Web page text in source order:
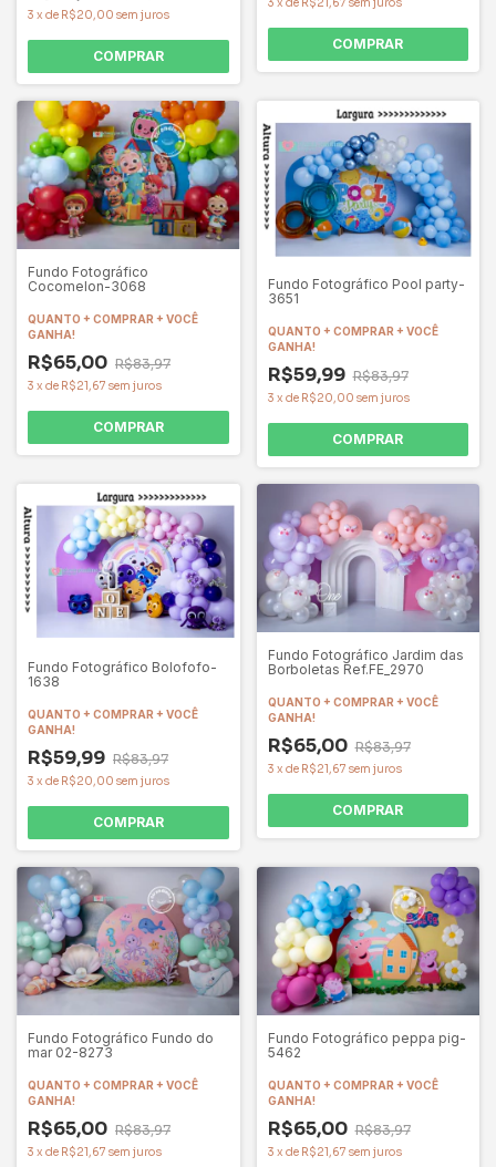
3 x de R$20,00 sem juros
COMPRAR
3 x de R$21,67 sem juros
COMPRAR
Fundo Fotográfico
Cocomelon-3068
QUANTO + COMPRAR + VOCÊ
GANHA!
R$65,00 R$83,97
3 x de R$21,67 sem juros
COMPRAR
Fundo Fotográfico Pool party-
3651
QUANTO + COMPRAR + VOCÊ
GANHA!
R$59,99 R$83,97
3 x de R$20,00 sem juros
COMPRAR
Fundo Fotográfico Bolofofo-
1638
QUANTO + COMPRAR + VOCÊ
GANHA!
R$59,99 R$83,97
3 x de R$20,00 sem juros
COMPRAR
Fundo Fotográfico Jardim das
Borboletas Ref.FE_2970
QUANTO + COMPRAR + VOCÊ
GANHA!
R$65,00 R$83,97
3 x de R$21,67 sem juros
COMPRAR
Fundo Fotográfico Fundo do
mar 02-8273
QUANTO + COMPRAR + VOCÊ
GANHA!
R$65,00 R$83,97
3 x de R$21,67 sem juros
Fundo Fotográfico peppa pig-
5462
QUANTO + COMPRAR + VOCÊ
GANHA!
R$65,00 R$83,97
3 x de R$21,67 sem juros